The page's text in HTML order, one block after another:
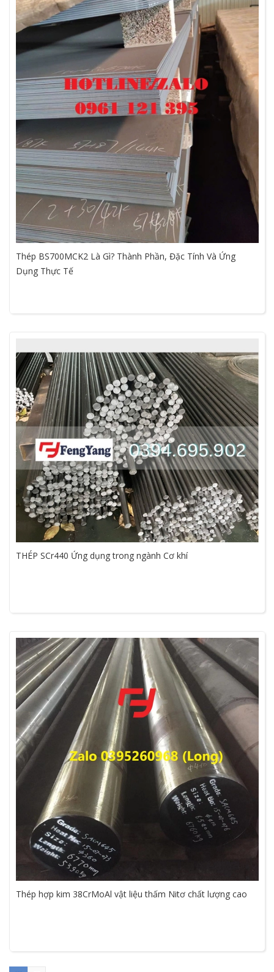
Thép BS700MCK2 Là Gì? Thành Phần, Đặc Tính Và Ứng
Dụng Thực Tế
THÉP SCr440 Ứng dụng trong ngành Cơ khí
Thép hợp kim 38CrMoAl vật liệu thấm Nitơ chất lượng cao